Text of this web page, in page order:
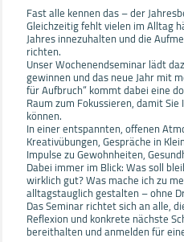
Fast alle kennen das – der
Gleichzeitig fehlt vielen im Alltag
Jahres innezuhalten und die
richten.
Unser Wochenendseminar lädt
gewinnen und das neue Jahr mit
für Aufbruch“ kommt dabei eine
Raum zum Fokussieren, damit
können.
In einer entspannten, offenen
Kreativübungen, Gespräche in
Impulse zu Gewohnheiten,
Dabei immer im Blick: Was soll
wirklich gut? Was mache ich zu
alltagstauglich gestalten – ohne
Das Seminar richtet sich an alle,
Reflexion und konkrete nächste
bereithalten und anmelden für